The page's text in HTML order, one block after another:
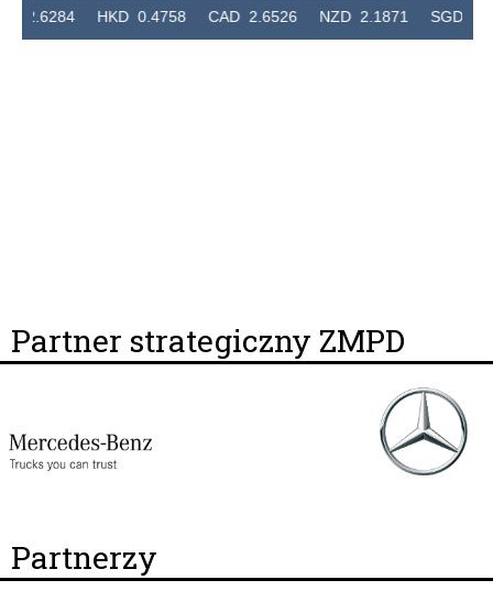
HKD 0.4758 CAD 2.6526 NZD 2.1871 SGD
Partner strategiczny ZMPD
Partnerzy